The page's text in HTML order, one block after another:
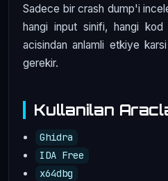
Sadece bir crash dump'i
hangi input sinifi, hangi
acisindan anlamli etkiye
gerekir.
Kullanilan
Ghidra
IDA Free
x64dbg